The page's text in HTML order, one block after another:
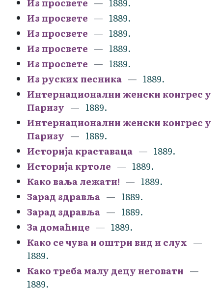
Из просвете
1889.
Из просвете
1889.
Из просвете
1889.
Из просвете
1889.
Из руских песника
1889.
Интернационални женски конгрес у
Паризу
1889.
Интернационални женски конгрес у
Паризу
1889.
Историја краставаца
1889.
Историја кртоле
1889.
Како ваља лежати!
1889.
Зарад здравља
1889.
Зарад здравља
1889.
За домаћице
1889.
Како се чува и оштри вид и слух
1889.
Како треба малу децу неговати
1889.